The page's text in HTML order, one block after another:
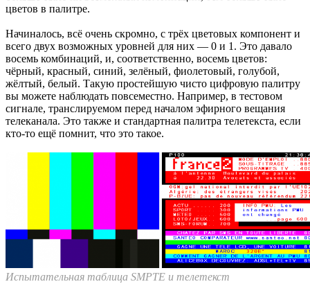
цветов в палитре.
Начиналось, всё очень скромно, с трёх цветовых компонент и
всего двух возможных уровней для них — 0 и 1. Это давало
восемь комбинаций, и, соответственно, восемь цветов:
чёрный, красный, синий, зелёный, фиолетовый, голубой,
жёлтый, белый. Такую простейшую чисто цифровую палитру
вы можете наблюдать повсеместно. Например, в тестовом
сигнале, транслируемом перед началом эфирного вещания
телеканала. Это также и стандартная палитра телетекста, если
кто-то ещё помнит, что это такое.
Испытательная таблица SMPTE и телетекст